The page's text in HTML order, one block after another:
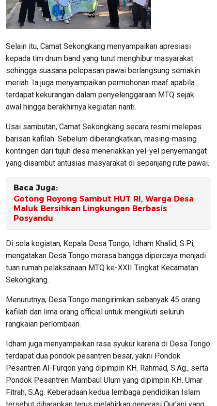
Selain itu, Camat Sekongkang menyampaikan apresiasi
kepada tim drum band yang turut menghibur masyarakat
sehingga suasana pelepasan pawai berlangsung semakin
meriah. Ia juga menyampaikan permohonan maaf apabila
terdapat kekurangan dalam penyelenggaraan MTQ sejak
awal hingga berakhirnya kegiatan nanti.
Usai sambutan, Camat Sekongkang secara resmi melepas
barisan kafilah. Sebelum diberangkatkan, masing-masing
kontingen dari tujuh desa meneriakkan yel-yel penyemangat
yang disambut antusias masyarakat di sepanjang rute pawai.
Baca Juga:
Gotong Royong Sambut HUT RI, Warga Desa
Maluk Bersihkan Lingkungan Berbasis
Posyandu
Di sela kegiatan, Kepala Desa Tongo, Idham Khalid, S.Pi,
mengatakan Desa Tongo merasa bangga dipercaya menjadi
tuan rumah pelaksanaan MTQ ke-XXII Tingkat Kecamatan
Sekongkang.
Menurutnya, Desa Tongo mengirimkan sebanyak 45 orang
kafilah dan lima orang official untuk mengikuti seluruh
rangkaian perlombaan.
Idham juga menyampaikan rasa syukur karena di Desa Tongo
terdapat dua pondok pesantren besar, yakni Pondok
Pesantren Al-Furqon yang dipimpin KH. Rahmad, S.Ag., serta
Pondok Pesantren Mambaul Ulum yang dipimpin KH. Umar
Fitrah, S.Ag. Keberadaan kedua lembaga pendidikan Islam